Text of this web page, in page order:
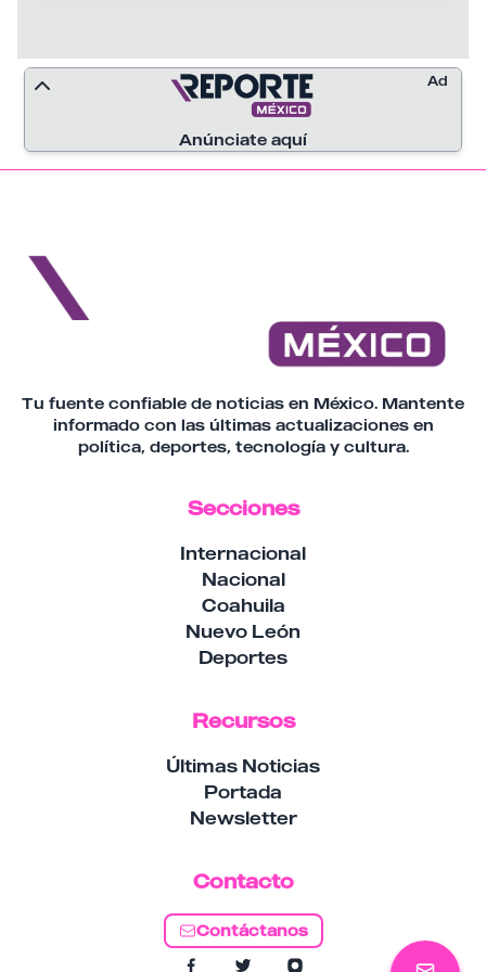
Anúnciate aquí
Ad
Tu fuente confiable de noticias en México. Mantente
informado con las últimas actualizaciones en
política, deportes, tecnología y cultura.
Secciones
Internacional
Nacional
Coahuila
Nuevo León
Deportes
Recursos
Últimas Noticias
Portada
Newsletter
Contacto
Contáctanos